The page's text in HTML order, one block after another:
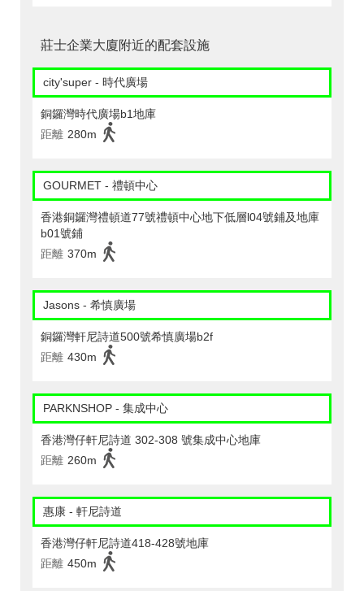
莊士企業大廈附近的配套設施
city'super - 時代廣場
銅鑼灣時代廣場b1地庫
距離 280m
GOURMET - 禮頓中心
香港銅鑼灣禮頓道77號禮頓中心地下低層l04號鋪及地庫
b01號鋪
距離 370m
Jasons - 希慎廣場
銅鑼灣軒尼詩道500號希慎廣場b2f
距離 430m
PARKNSHOP - 集成中心
香港灣仔軒尼詩道 302-308 號集成中心地庫
距離 260m
惠康 - 軒尼詩道
香港灣仔軒尼詩道418-428號地庫
距離 450m